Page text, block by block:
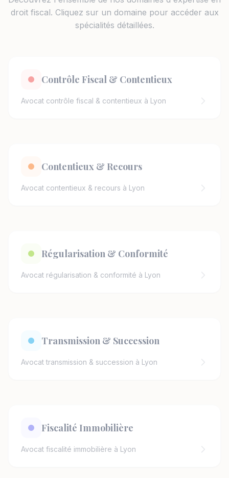
droit fiscal. Cliquez sur un domaine pour accéder aux
spécialités détaillées.
Contrôle Fiscal & Contentieux
Avocat contrôle fiscal & contentieux à Lyon
Contentieux & Recours
Avocat contentieux & recours à Lyon
Régularisation & Conformité
Avocat régularisation & conformité à Lyon
Transmission & Succession
Avocat transmission & succession à Lyon
Fiscalité Immobilière
Avocat fiscalité immobilière à Lyon